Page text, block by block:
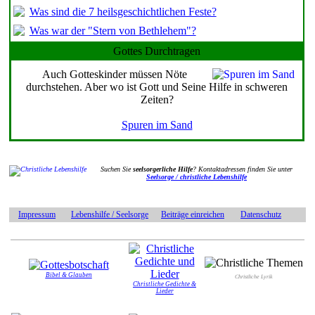
Was sind die 7 heilsgeschichtlichen Feste?
Was war der "Stern von Bethlehem"?
Gottes Durchtragen
Auch Gotteskinder müssen Nöte
durchstehen. Aber wo ist Gott und Seine Hilfe in schweren
Zeiten?
Spuren im Sand
Suchen Sieseelsorgerliche Hilfe? Kontaktadressen finden Sie unter
Seelsorge / christliche Lebenshilfe
Impressum Lebenshilfe / Seelsorge Beiträge einreichen Datenschutz
Bibel & Glauben
Christliche Gedichte &
Lieder
Christliche Lyrik